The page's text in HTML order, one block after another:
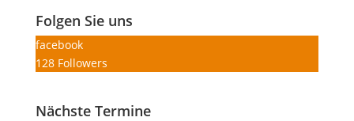
Folgen Sie uns
facebook
128 Followers
Nächste Termine